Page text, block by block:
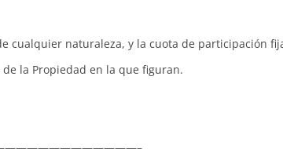
cualquier naturaleza, y la cuota de participación
la Propiedad en la que figuran.